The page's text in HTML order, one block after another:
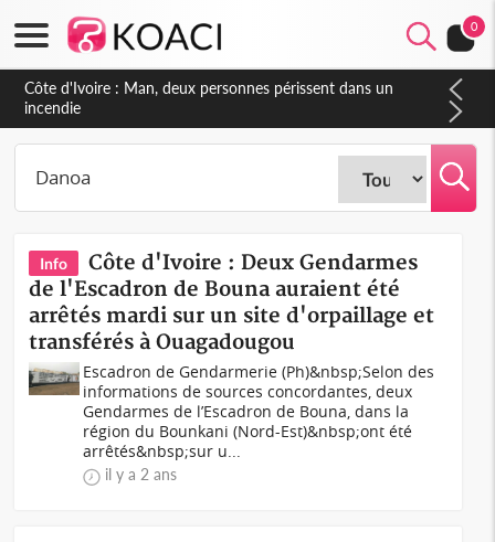
0
Côte d'Ivoire : Man, deux personnes périssent dans un
incendie
Info
Côte d'Ivoire : Deux Gendarmes
de l'Escadron de Bouna auraient été
arrêtés mardi sur un site d'orpaillage et
transférés à Ouagadougou
Escadron de Gendarmerie (Ph)&nbsp;Selon des
informations de sources concordantes, deux
Gendarmes de l’Escadron de Bouna, dans la
région du Bounkani (Nord-Est)&nbsp;ont été
arrêtés&nbsp;sur u...
il y a 2 ans